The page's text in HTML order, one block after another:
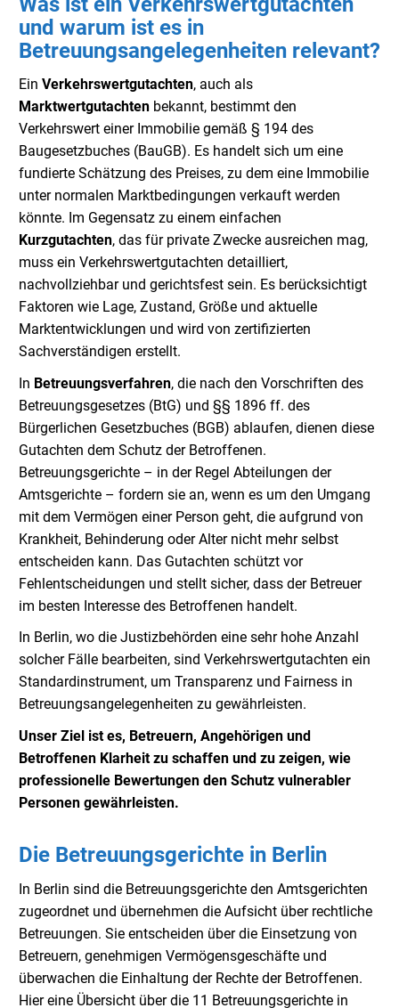
und warum ist es in
Betreuungsangelegenheiten relevant?
Ein Verkehrswertgutachten, auch als
Marktwertgutachten bekannt, bestimmt den
Verkehrswert einer Immobilie gemäß § 194 des
Baugesetzbuches (BauGB). Es handelt sich um eine
fundierte Schätzung des Preises, zu dem eine Immobilie
unter normalen Marktbedingungen verkauft werden
könnte. Im Gegensatz zu einem einfachen
Kurzgutachten, das für private Zwecke ausreichen mag,
muss ein Verkehrswertgutachten detailliert,
nachvollziehbar und gerichtsfest sein. Es berücksichtigt
Faktoren wie Lage, Zustand, Größe und aktuelle
Marktentwicklungen und wird von zertifizierten
Sachverständigen erstellt.
In Betreuungsverfahren, die nach den Vorschriften des
Betreuungsgesetzes (BtG) und §§ 1896 ff. des
Bürgerlichen Gesetzbuches (BGB) ablaufen, dienen diese
Gutachten dem Schutz der Betroffenen.
Betreuungsgerichte – in der Regel Abteilungen der
Amtsgerichte – fordern sie an, wenn es um den Umgang
mit dem Vermögen einer Person geht, die aufgrund von
Krankheit, Behinderung oder Alter nicht mehr selbst
entscheiden kann. Das Gutachten schützt vor
Fehlentscheidungen und stellt sicher, dass der Betreuer
im besten Interesse des Betroffenen handelt.
In Berlin, wo die Justizbehörden eine sehr hohe Anzahl
solcher Fälle bearbeiten, sind Verkehrswertgutachten ein
Standardinstrument, um Transparenz und Fairness in
Betreuungsangelegenheiten zu gewährleisten.
Unser Ziel ist es, Betreuern, Angehörigen und
Betroffenen Klarheit zu schaffen und zu zeigen, wie
professionelle Bewertungen den Schutz vulnerabler
Personen gewährleisten.
Die Betreuungsgerichte in Berlin
In Berlin sind die Betreuungsgerichte den Amtsgerichten
zugeordnet und übernehmen die Aufsicht über rechtliche
Betreuungen. Sie entscheiden über die Einsetzung von
Betreuern, genehmigen Vermögensgeschäfte und
überwachen die Einhaltung der Rechte der Betroffenen.
Hier eine Übersicht über die 11 Betreuungsgerichte in